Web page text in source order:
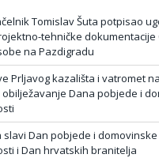
Tomislav Šuta potpisao
tehničke dokumentacije
na Pazdigradu
Prljavog kazališta i vatromet
obilježavanje Dana pobjede i
slavi Dan pobjede i domovinske
i Dan hrvatskih branitelja